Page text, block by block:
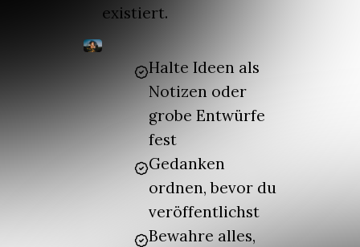
existiert.
Halte Ideen als
Notizen oder
grobe Entwürfe
fest
Gedanken
ordnen, bevor du
veröffentlichst
Bewahre alles,